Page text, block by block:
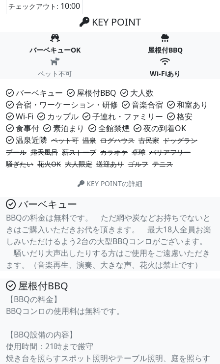
チェックアウト: 10:00
KEY POINT
バーベキューOK 屋根付BBQ
ペット不可 Wi-Fiあり
バーベキュー 屋根付BBQ
大人数
合宿・ワーケーション・研修
音楽合宿
和室あり
Wi-Fi
カップル 子連れ・ファミリー
格安
食事付
素泊まり 全館禁煙
夜の到着OK
温泉近隣 ペット可 温泉 ログハウス 古民家 ドッグラン
プール 露天風呂 薪ストーブ カラオケ 卓球 バリアフリー
騒ぎたい 花火OK 大人限定 送迎あり ゴルフ テニス
KEY POINTの詳細
バーベキュー
BBQの料金は無料です。 ただ網や炭などお持ちでないと
きはご購入いただきお代を頂きます。 最大18人全員お楽
しみいただけるよう2台の大型BBQコンロがございます。
騒いだり大声出したりする方はご使用をご遠慮いただき
ます。（音楽再生、演奏、大きな声、花火は禁止です）
屋根付BBQ
【BBQの料金】
BBQコンロの使用料は無料です。
【BBQ設備の内容】
使用時間：21時まで厳守
焼き台を照らすスポット照明やテーブル照明、庭を照らす